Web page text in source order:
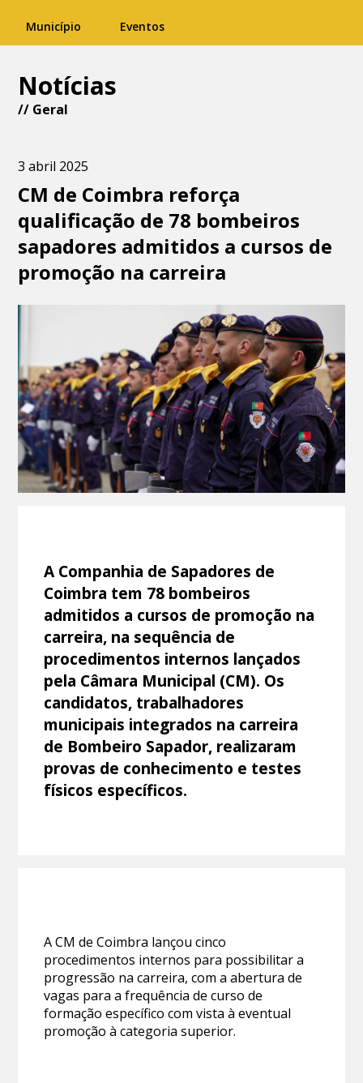
Município Eventos
Notícias
// Geral
3 abril 2025
CM de Coimbra reforça
qualificação de 78 bombeiros
sapadores admitidos a cursos de
promoção na carreira
A Companhia de Sapadores de
Coimbra tem 78 bombeiros
admitidos a cursos de promoção na
carreira, na sequência de
procedimentos internos lançados
pela Câmara Municipal (CM). Os
candidatos, trabalhadores
municipais integrados na carreira
de Bombeiro Sapador, realizaram
provas de conhecimento e testes
físicos específicos.
A CM de Coimbra lançou cinco
procedimentos internos para possibilitar a
progressão na carreira, com a abertura de
vagas para a frequência de curso de
formação específico com vista à eventual
promoção à categoria superior.